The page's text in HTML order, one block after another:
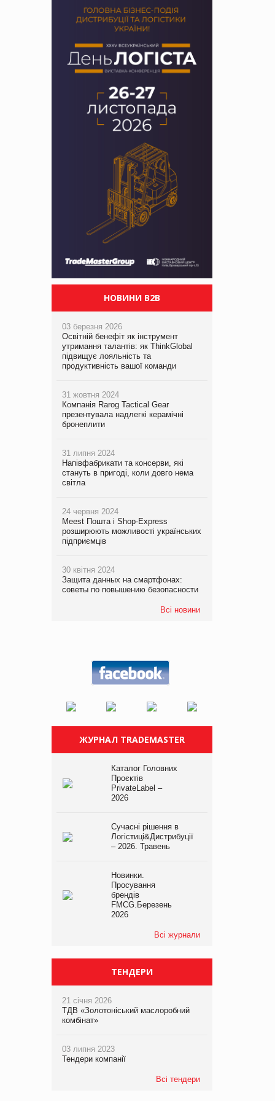
НОВИНИ B2B
03 березня 2026
Освітній бенефіт як інструмент
утримання талантів: як ThinkGlobal
підвищує лояльність та
продуктивність вашої команди
31 жовтня 2024
Компанія Rarog Tactical Gear
презентувала надлегкі керамічні
бронеплити
31 липня 2024
Напівфабрикати та консерви, які
стануть в пригоді, коли довго нема
світла
24 червня 2024
Meest Пошта і Shop-Express
розширюють можливості українських
підприємців
30 квітня 2024
Защита данных на смартфонах:
советы по повышению безопасности
Всі новини
ЖУРНАЛ TRADEMASTER
Каталог Головних
Проєктів
PrivateLabel –
2026
Сучасні рішення в
Логістиці&Дистрибуції
– 2026. Травень
Новинки.
Просування
брендів
FMCG.Березень
2026
Всі журнали
ТЕНДЕРИ
21 січня 2026
ТДВ «Золотоніський маслоробний
комбінат»
03 липня 2023
Тендери компанії
Всі тендери